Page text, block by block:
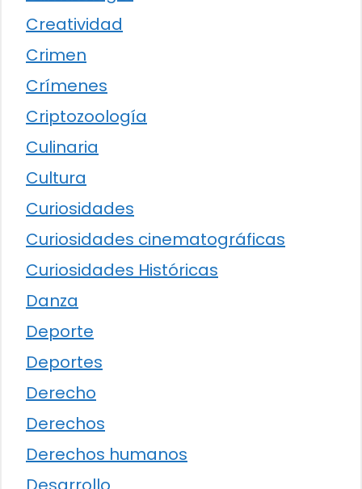
Creatividad
Crimen
Crímenes
Criptozoología
Culinaria
Cultura
Curiosidades
Curiosidades cinematográficas
Curiosidades Históricas
Danza
Deporte
Deportes
Derecho
Derechos
Derechos humanos